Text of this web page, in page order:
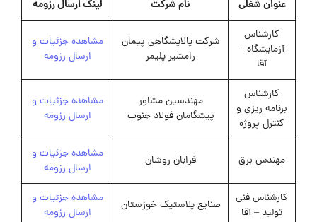
عنوان شغلی نام شرکت لینک ارسال رزومه
کارشناس
آزمایشگاه –
آقا
شرکت پالایشگاهی پیمان
رامشیر پلیمر
مشاهده جزئیات و
ارسال رزومه
کارشناس
برنامه ریزی و
کنترل پروژه
مهندسین مشاور
پیشگامان فولاد جنوب
مشاهده جزئیات و
ارسال رزومه
مهندس برق فرابان روشان
مشاهده جزئیات و
ارسال رزومه
کارشناس فنی
تولید – آقا
صنایع پلاستیک خوزستان
مشاهده جزئیات و
ارسال رزومه